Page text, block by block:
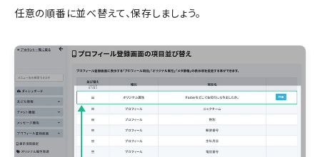
任意の順番に並べ替えて、保存しましょう。